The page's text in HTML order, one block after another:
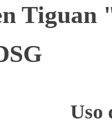
Tiguan
Uso